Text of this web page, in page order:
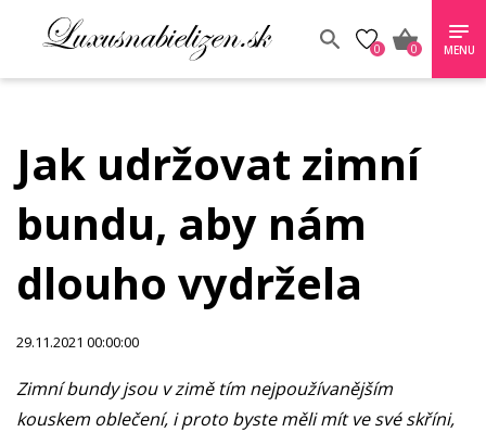
0 0 MENU
Jak udržovat zimní
bundu, aby nám
dlouho vydržela
29.11.2021 00:00:00
Zimní bundy jsou v zimě tím nejpoužívanějším
kouskem oblečení, i proto byste měli mít ve své skříni,